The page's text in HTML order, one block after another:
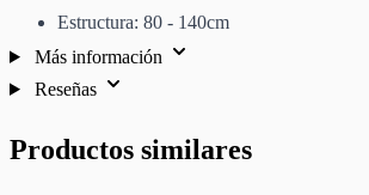
Estructura: 80 - 140cm
Más información
Reseñas
Productos similares